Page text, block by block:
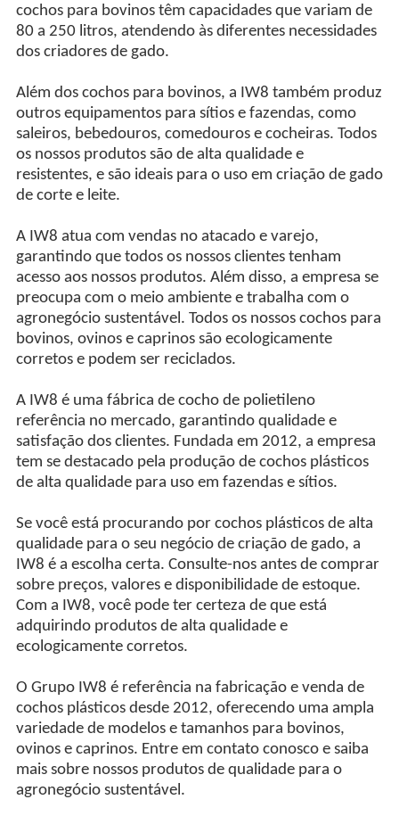
cochos para bovinos têm capacidades que variam de
80 a 250 litros, atendendo às diferentes necessidades
dos criadores de gado.
Além dos cochos para bovinos, a IW8 também produz
outros equipamentos para sítios e fazendas, como
saleiros, bebedouros, comedouros e cocheiras. Todos
os nossos produtos são de alta qualidade e
resistentes, e são ideais para o uso em criação de gado
de corte e leite.
A IW8 atua com vendas no atacado e varejo,
garantindo que todos os nossos clientes tenham
acesso aos nossos produtos. Além disso, a empresa se
preocupa com o meio ambiente e trabalha com o
agronegócio sustentável. Todos os nossos cochos para
bovinos, ovinos e caprinos são ecologicamente
corretos e podem ser reciclados.
A IW8 é uma fábrica de cocho de polietileno
referência no mercado, garantindo qualidade e
satisfação dos clientes. Fundada em 2012, a empresa
tem se destacado pela produção de cochos plásticos
de alta qualidade para uso em fazendas e sítios.
Se você está procurando por cochos plásticos de alta
qualidade para o seu negócio de criação de gado, a
IW8 é a escolha certa. Consulte-nos antes de comprar
sobre preços, valores e disponibilidade de estoque.
Com a IW8, você pode ter certeza de que está
adquirindo produtos de alta qualidade e
ecologicamente corretos.
O Grupo IW8 é referência na fabricação e venda de
cochos plásticos desde 2012, oferecendo uma ampla
variedade de modelos e tamanhos para bovinos,
ovinos e caprinos. Entre em contato conosco e saiba
mais sobre nossos produtos de qualidade para o
agronegócio sustentável.